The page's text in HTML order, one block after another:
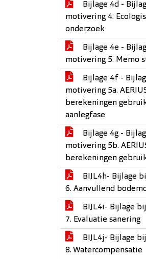
Bijlage 4d -
motivering 4.
onderzoek
Bijlage 4e -
motivering 5. Memo
Bijlage 4f -
motivering 5a.
berekeningen
aanlegfase
Bijlage 4g -
motivering 5b.
berekeningen
BIJL4h- Bijlage
6. Aanvullend
BIJL4i- Bijlage
7. Evaluatie sanering
BIJL4j- Bijlage
8. Watercompensatie